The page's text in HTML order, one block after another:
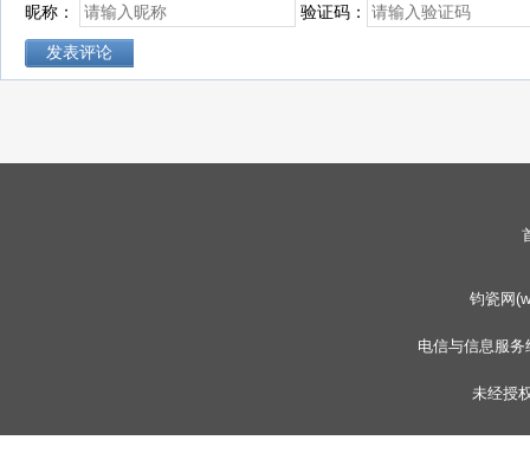
昵称： 验证码：
钧瓷网
电信与信息服
未经授